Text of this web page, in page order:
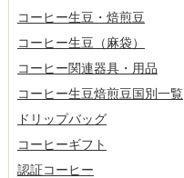
コーヒー生豆・焙煎豆
コーヒー生豆（麻袋）
コーヒー関連器具・用品
コーヒー生豆焙煎豆国別一覧
ドリップバッグ
コーヒーギフト
認証コーヒー